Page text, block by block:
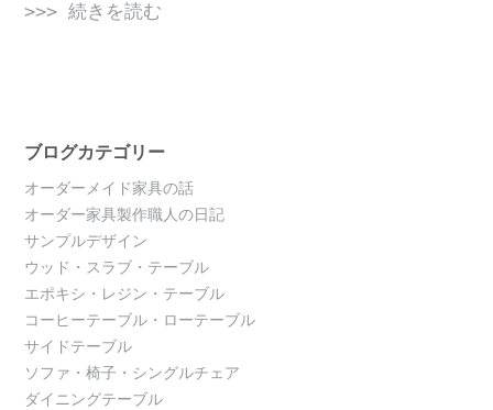
>>> 続きを読む
ブログカテゴリー
オーダーメイド家具の話
オーダー家具製作職人の日記
サンプルデザイン
ウッド・スラブ・テーブル
エポキシ・レジン・テーブル
コーヒーテーブル・ローテーブル
サイドテーブル
ソファ・椅子・シングルチェア
ダイニングテーブル